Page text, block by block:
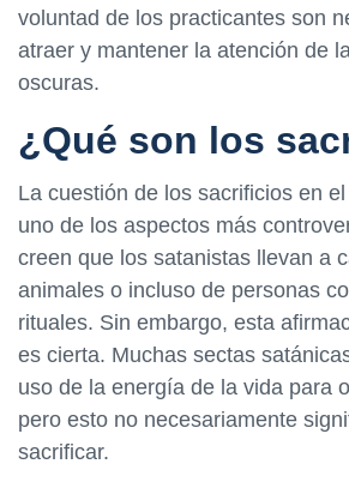
voluntad de los practicantes son
atraer y mantener la atención de
oscuras.
¿Qué son los
La cuestión de los sacrificios en
uno de los aspectos más
creen que los satanistas llevan a
animales o incluso de personas
rituales. Sin embargo, esta
es cierta. Muchas sectas
uso de la energía de la vida para
pero esto no necesariamente
sacrificar.